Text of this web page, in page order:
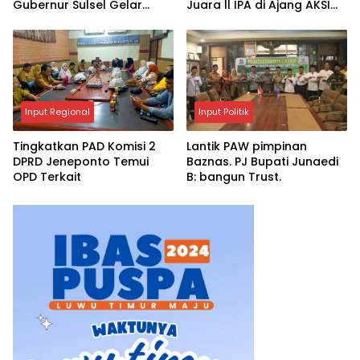
Gubernur Sulsel Gelar
Kepala Daerah
Juara ll IPA di Ajang AKSI
Input Regional
Tingkatkan PAD Komisi 2
DPRD Jeneponto Temui
OPD Terkait
Input Politik
Lantik PAW pimpinan
Baznas. PJ Bupati Junaedi
B: bangun Trust.